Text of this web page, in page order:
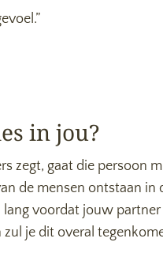
in jou?
zegt, gaat die persoon
de mensen ontstaan
voordat jouw
je dit overal